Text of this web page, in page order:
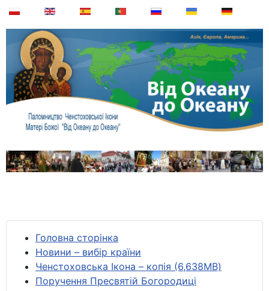
Головна сторінка
Новини – вибір країни
Ченстоховська Ікона – копія (6,638MB)
Поручення Пресвятій Богородиці